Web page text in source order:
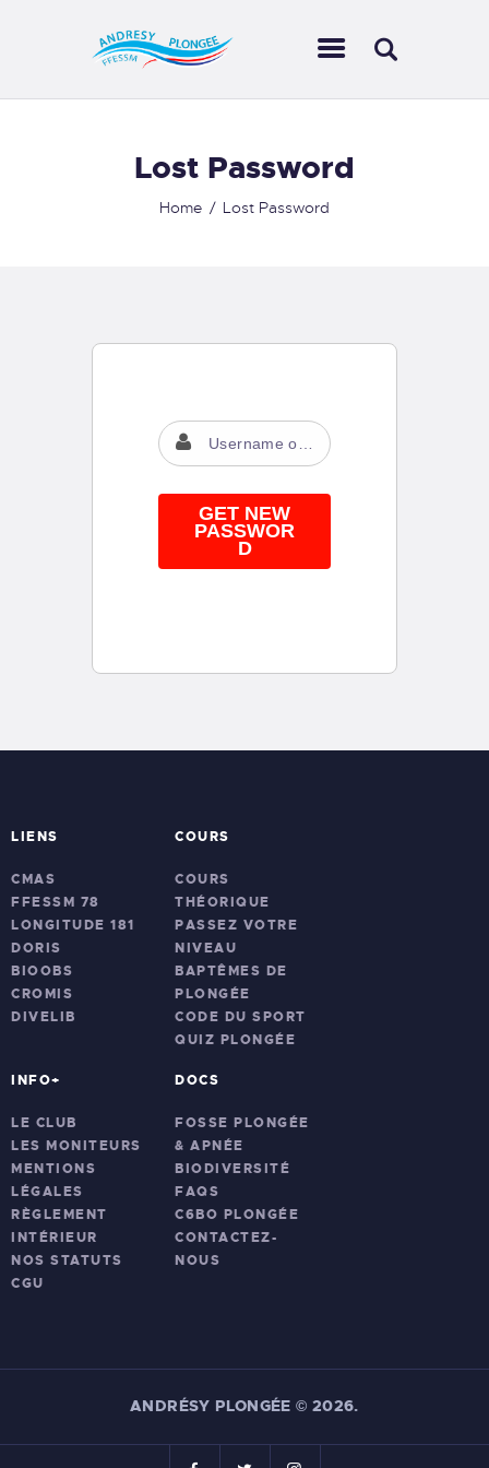
Lost Password
Home Lost Password
LE CLUB
AQUAGALERIE
LIENS
CMAS
FFESSM 78
LONGITUDE 181
DORIS
BIOOBS
CROMIS
DIVELIB
COURS
COURS
THÉORIQUE
PASSEZ VOTRE
NIVEAU
BAPTÊMES DE
PLONGÉE
CODE DU SPORT
QUIZ PLONGÉE
INFO+
LE CLUB
LES MONITEURS
MENTIONS
LÉGALES
RÈGLEMENT
INTÉRIEUR
NOS STATUTS
CGU
DOCS
FOSSE PLONGÉE
& APNÉE
BIODIVERSITÉ
FAQS
C6BO PLONGÉE
CONTACTEZ-
NOUS
ANDRÉSY PLONGÉE © 2026.